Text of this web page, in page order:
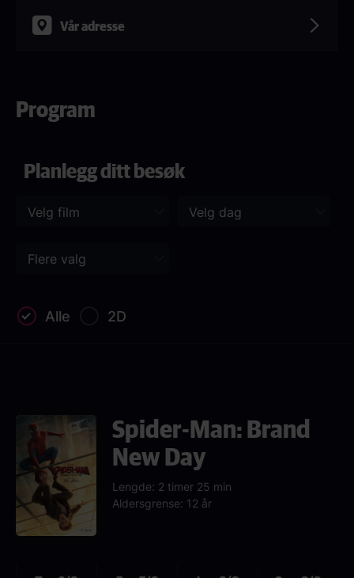
Vår adresse
Program
Planlegg ditt besøk
Alle 2D
Spider-Man: Brand
New Day
Lengde: 2 timer 25 min
Aldersgrense: 12 år